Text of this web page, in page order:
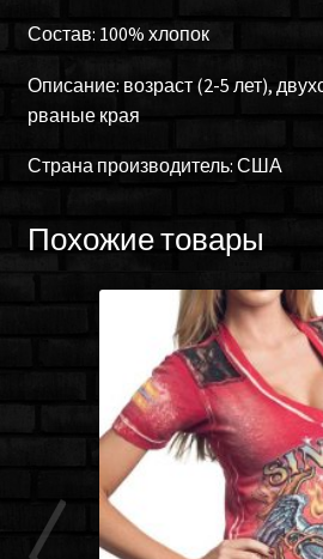
Состав: 100% хлопок
Описание: возраст (2-5 лет),
рваные края
Страна производитель: США
Похожие товары